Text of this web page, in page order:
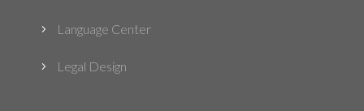
5 Language Center
5 Legal Design